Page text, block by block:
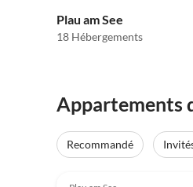
Plau am See
18 Hébergements
Appartements
Recommandé